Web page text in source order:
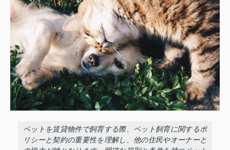
ペットを賃貸物件で飼育する際、ペット飼育に関するポ
リシーと契約の重要性を理解し、他の住民やオーナーと